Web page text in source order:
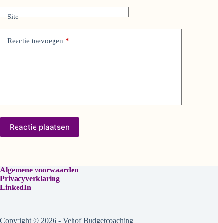
Site
Reactie toevoegen *
Reactie plaatsen
v
e
Algemene voorwaarden
Privacyverklaring
LinkedIn
Copyright © 2026 - Vehof Budgetcoaching